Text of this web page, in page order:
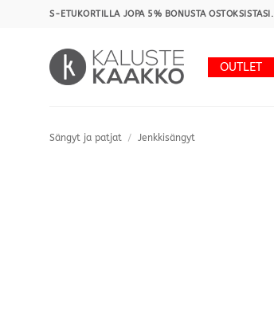
S-ETUKORTILLA JOPA 5% BONUSTA OSTOKSISTASI.
OUTLET
Sängyt ja patjat / Jenkkisängyt